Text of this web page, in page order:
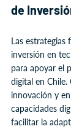
de
Las
inversión en
para apoyar el
digital en
innovación y
capacidades
facilitar la